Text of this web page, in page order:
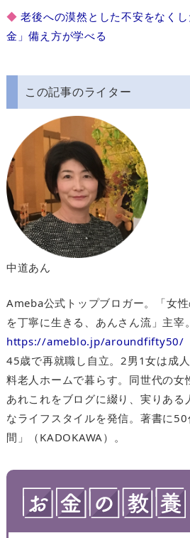
◆老後への漠然とした不安をなく
金」備え方が学べる
この記事のライター
中道あん
Ameba公式トップブロガー。「女
を丁寧に生きる、あんさん流」主宰。
https://ameblo.jp/aroundfifty50/
45歳で再就職し自立。2男1女は成
料老人ホームで暮らす。同世代の女
あれこれをブログに綴り、実りある
なライフスタイルを発信。著書に
間」（KADOKAWA）。